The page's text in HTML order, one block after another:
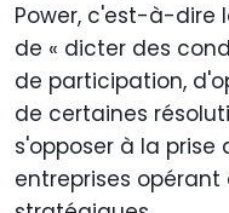
Power, c'est-à-dire
de « dicter des
de participation,
de certaines
s'opposer à la prise
entreprises